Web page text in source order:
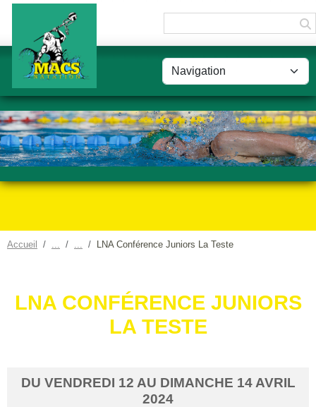
Accueil LNA Conférence Juniors La Teste
LNA CONFÉRENCE JUNIORS
LA TESTE
DU VENDREDI 12 AU DIMANCHE 14 AVRIL
2024